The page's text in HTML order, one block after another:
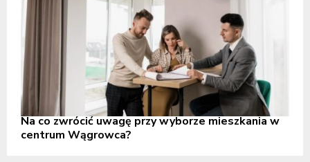
Na co zwrócić uwagę przy wyborze mieszkania w
centrum Wągrowca?